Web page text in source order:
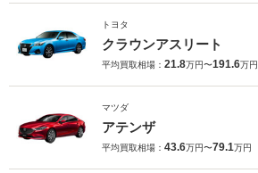
トヨタ
クラウンアスリート
平均買取相場： 21.8万円〜191.6万円
マツダ
アテンザ
平均買取相場： 43.6万円〜79.1万円